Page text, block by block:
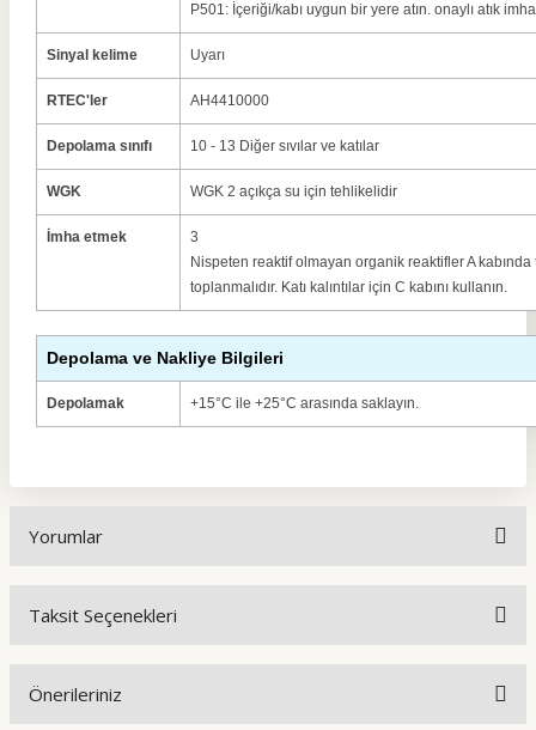
P501: İçeriği/kabı uygun bir yere atın. onaylı atık
Sinyal kelime Uyarı
RTEC'ler AH4410000
Depolama sınıfı 10 - 13 Diğer sıvılar ve katılar
WGK WGK 2 açıkça su için tehlikelidir
İmha etmek
3
Nispeten reaktif olmayan organik reaktifler A
toplanmalıdır. Katı kalıntılar için C kabını kullanın.
Depolama ve Nakliye Bilgileri
Depolamak +15°C ile +25°C arasında saklayın.
Yorumlar
Taksit Seçenekleri
Önerileriniz